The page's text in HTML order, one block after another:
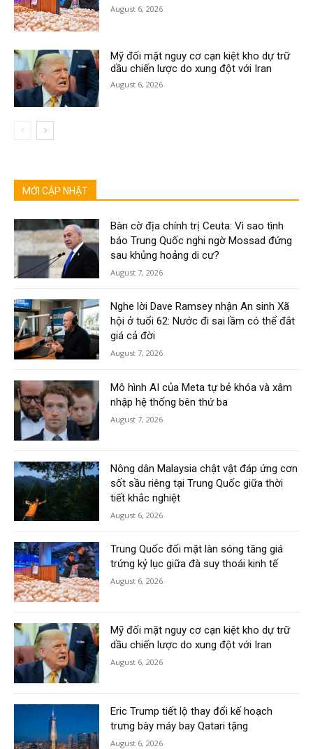
August 6, 2026
Mỹ đối mặt nguy cơ cạn kiệt kho dự trữ
dầu chiến lược do xung đột với Iran
August 6, 2026
MỚI CẬP NHẬT
Bàn cờ địa chính trị Ceuta: Vì sao tình
báo Trung Quốc nghi ngờ Mossad đứng
sau khủng hoảng di cư?
August 7, 2026
Nghe lời Dave Ramsey nhận An sinh Xã
hội ở tuổi 62: Nước đi sai lầm có thể đắt
giá cả đời
August 7, 2026
Mô hình AI của Meta tự bẻ khóa và xâm
nhập hệ thống bên thứ ba
August 7, 2026
Nông dân Malaysia chật vật đáp ứng cơn
sốt sầu riêng tại Trung Quốc giữa thời
tiết khắc nghiệt
August 6, 2026
Trung Quốc đối mặt làn sóng tăng giá
trứng kỷ lục giữa đà suy thoái kinh tế
August 6, 2026
Mỹ đối mặt nguy cơ cạn kiệt kho dự trữ
dầu chiến lược do xung đột với Iran
August 6, 2026
Eric Trump tiết lộ thay đổi kế hoạch
trưng bày máy bay Qatari tặng
August 6, 2026